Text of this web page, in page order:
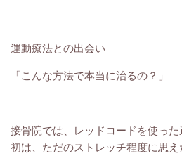
運動療法との出会い
「こんな方法で本当に治るの？」
接骨院では、レッドコードを使っ
初は、ただのストレッチ程度に思